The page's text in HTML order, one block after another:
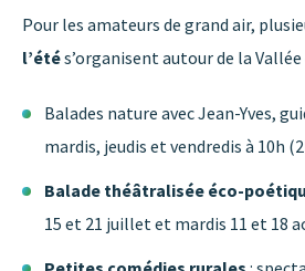
Pour les amateurs de grand air,
l’étés’organisent autour de la Vallée
Balades nature avec Jean-Yves,
mardis, jeudis et vendredis à 10h
Balade théâtralisée éco-
15 et 21 juillet et mardis 11 et 18